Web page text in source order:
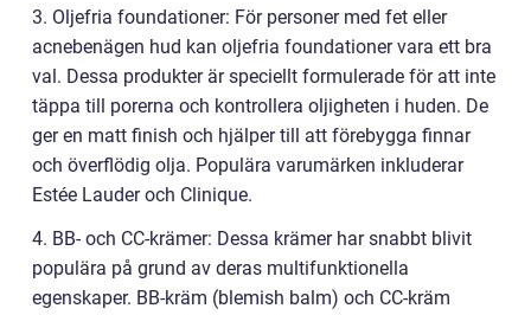
3. Oljefria foundationer: För personer med fet eller
acnebenägen hud kan oljefria foundationer vara ett bra
val. Dessa produkter är speciellt formulerade för att inte
täppa till porerna och kontrollera oljigheten i huden. De
ger en matt finish och hjälper till att förebygga finnar
och överflödig olja. Populära varumärken inkluderar
Estée Lauder och Clinique.
4. BB- och CC-krämer: Dessa krämer har snabbt blivit
populära på grund av deras multifunktionella
egenskaper. BB-kräm (blemish balm) och CC-kräm